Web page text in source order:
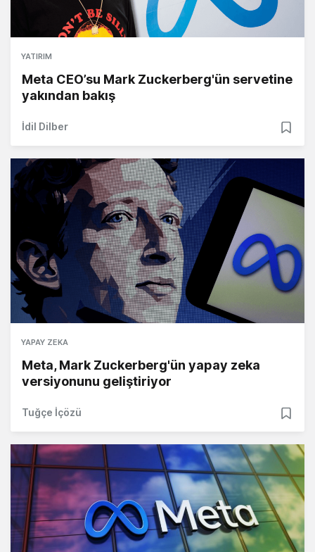
YATIRIM
Meta CEO’su Mark Zuckerberg'ün servetine
yakından bakış
İdil Dilber
YAPAY ZEKA
Meta, Mark Zuckerberg'ün yapay zeka
versiyonunu geliştiriyor
Tuğçe İçözü